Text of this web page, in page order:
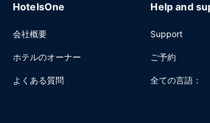
HotelsOne
会社概要
ホテルのオーナー
よくある質問
Help and
Support
ご予約
全ての言語：